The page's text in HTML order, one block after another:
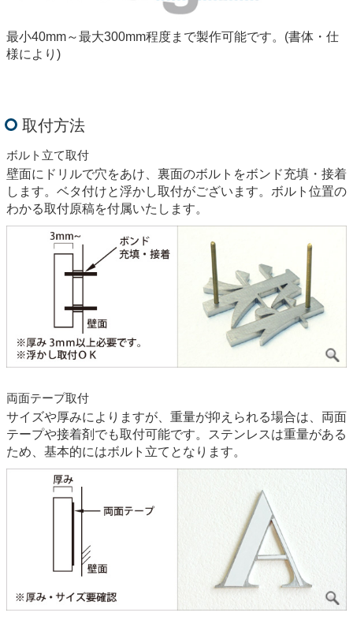
最小40mm～最大300mm程度まで製作可能です。(書体・仕
様により)
取付方法
ボルト立て取付
壁面にドリルで穴をあけ、裏面のボルトをボンド充填・接着
します。ベタ付けと浮かし取付がございます。ボルト位置の
わかる取付原稿を付属いたします。
両面テープ取付
サイズや厚みによりますが、重量が抑えられる場合は、両面
テープや接着剤でも取付可能です。ステンレスは重量がある
ため、基本的にはボルト立てとなります。